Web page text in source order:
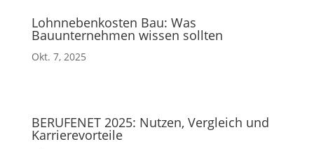
Lohnnebenkosten Bau: Was
Bauunternehmen wissen sollten
Okt. 7, 2025
BERUFENET 2025: Nutzen, Vergleich und
Karrierevorteile